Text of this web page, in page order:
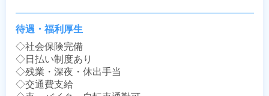
待遇・福利厚生
◇社会保険完備
◇日払い制度あり
◇残業・深夜・休出手当
◇交通費支給